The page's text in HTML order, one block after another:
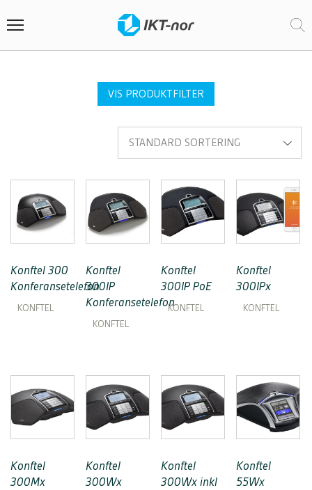
VIS PRODUKTFILTER
Konftel 300
Konferansetelefon
KONFTEL
Konftel
300IP
Konferansetelefon
KONFTEL
Konftel
300IP PoE
KONFTEL
Konftel
300IPx
KONFTEL
Konftel
300Mx
Konftel
300Wx
Konftel
300Wx inkl
Konftel
55Wx